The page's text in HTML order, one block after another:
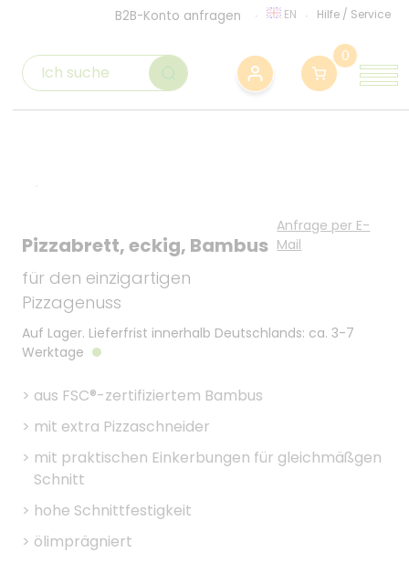
B2B-Konto anfragen EN Hilfe / Service
0
Pizzabrett, eckig, Bambus
für den einzigartigen
Pizzagenuss
Anfrage per E-
Mail
Auf Lager. Lieferfrist innerhalb Deutschlands: ca. 3-7
Werktage
> aus FSC®-zertifiziertem Bambus
> mit extra Pizzaschneider
> mit praktischen Einkerbungen für gleichmäßgen
Schnitt
> hohe Schnittfestigkeit
> ölimprägniert